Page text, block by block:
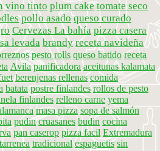
vino tinto plum cake tomate seco
pollo asado queso curado
Cervezas La bahía pizza casera
levada brandy receta navideña
pesto rolls queso batido receta
Avila panificadora aceitunas kalamata
berenjenas rellenas comida
batata postre finlandes rollos de pesto
finlandes relleno carne yema
masa pizza sopa de salmón
pudin cruasanes budin cocina
pan caserop pizza facil Extremadura
tradicional espaguetis sin